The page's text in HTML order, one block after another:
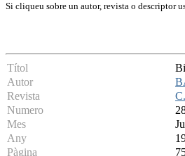
Si cliqueu sobre un autor, revista o descriptor
Títol
Autor
Revista
Numero
Mes
Any
Pàgina